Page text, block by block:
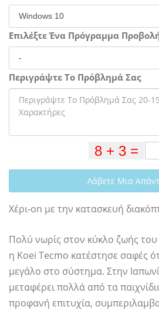
Επιλέξτε Ένα Πρόγραμμα
Περιγράψτε Το Πρόβλημά Σας
Λάβετε Μια
Χέρι-on με την κατασκευή
Πολύ νωρίς στον κύκλο ζωής
η Koei Tecmo κατέστησε σαφές
μεγάλο στο σύστημα. Στην
μεταφέρει πολλά από τα
προφανή επιτυχία,